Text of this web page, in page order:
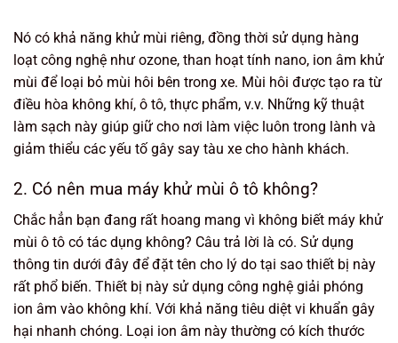
Nó có khả năng khử mùi riêng, đồng thời sử dụng hàng
loạt công nghệ như ozone, than hoạt tính nano, ion âm khử
mùi để loại bỏ mùi hôi bên trong xe. Mùi hôi được tạo ra từ
điều hòa không khí, ô tô, thực phẩm, v.v. Những kỹ thuật
làm sạch này giúp giữ cho nơi làm việc luôn trong lành và
giảm thiểu các yếu tố gây say tàu xe cho hành khách.
2. Có nên mua máy khử mùi ô tô không?
Chắc hẳn bạn đang rất hoang mang vì không biết máy khử
mùi ô tô có tác dụng không? Câu trả lời là có. Sử dụng
thông tin dưới đây để đặt tên cho lý do tại sao thiết bị này
rất phổ biến. Thiết bị này sử dụng công nghệ giải phóng
ion âm vào không khí. Với khả năng tiêu diệt vi khuẩn gây
hại nhanh chóng. Loại ion âm này thường có kích thước